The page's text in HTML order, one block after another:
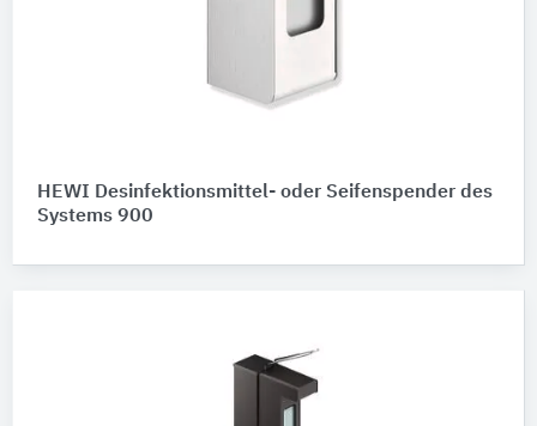
HEWI Desinfektionsmittel- oder Seifenspender des
Systems 900